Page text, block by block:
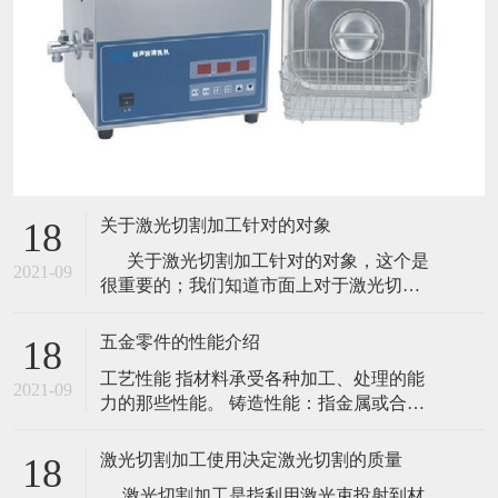
18
2021-09
关于激光切割加工针对的对象
关于激光切割加工针对的对象，这个是
很重要的；我们知道市面上对于激光切割
使用激光切割的那可是数不胜数的。虽然
怎奈激光效率太高，所以还是被替代了。
就拿简单的一些材质来说吧！如石头、塑
18
2021-09
五金零件的性能介绍
工艺性能 指材料承受各种加工、处理的能
力的那些性能。 铸造性能：指金属或合金
流性能、充满铸模能力；收缩性、铸件凝
固时体积收缩的能力；偏析指化学成分不
18
激光切割加工使用决定激光切割的质量